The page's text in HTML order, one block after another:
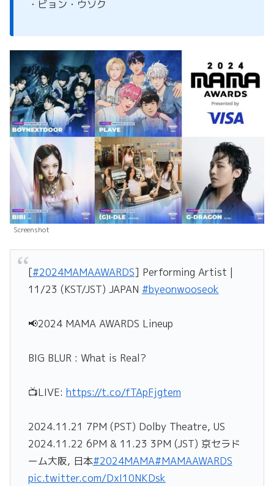
・ビョン・ウソク
Screenshot
[#2024MAMAAWARDS] Performing Artist |
11/23 (KST/JST) JAPAN #byeonwooseok
📢2024 MAMA AWARDS Lineup
BIG BLUR : What is Real?
📺LIVE: https://t.co/fTApFjgtem
2024.11.21 7PM (PST) Dolby Theatre, US
2024.11.22 6PM & 11.23 3PM (JST) 京セラド
ーム大阪, 日本#2024MAMA#MAMAAWARDS
pic.twitter.com/DxI10NKDsk